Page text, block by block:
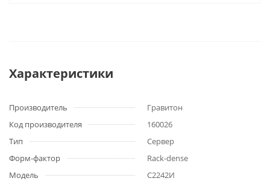
Характеристики
Производитель
Гравитон
Код производителя
160026
Тип
Сервер
Форм-фактор
Rack-dense
Модель
C2242И